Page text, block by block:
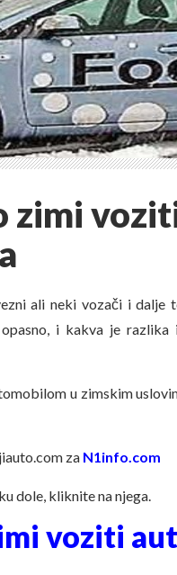
zimi
ali neki vozači i dalje
i kakva je
u zimskim
za N1info.com
dole, kliknite na njega.
voziti